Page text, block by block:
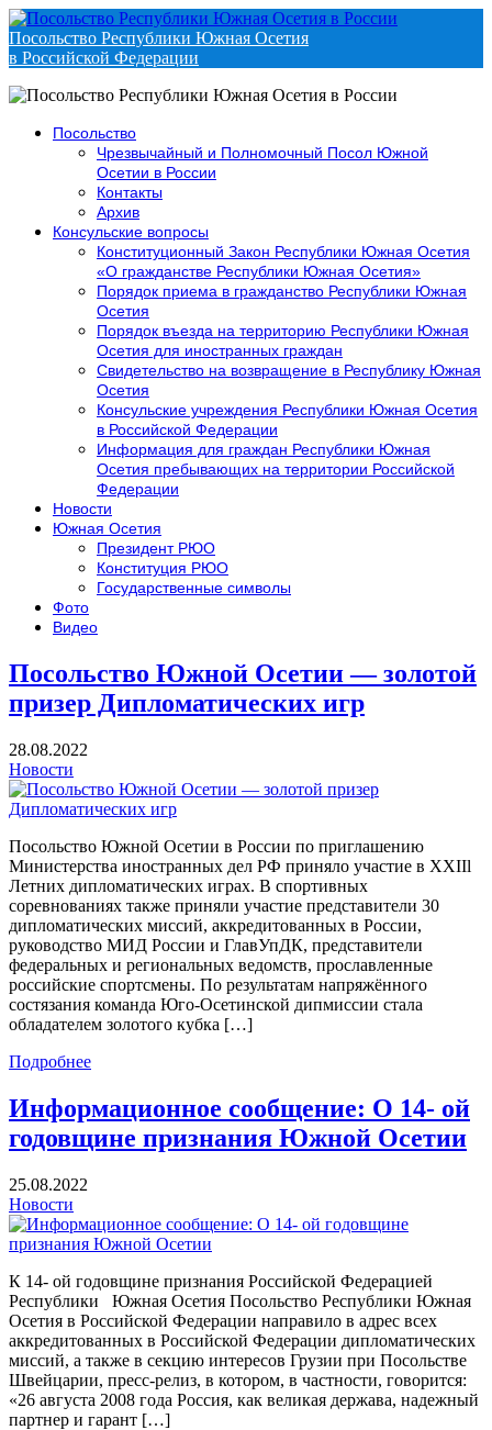
Посольство Республики Южная Осетия
в Российской Федерации
Посольство
Чрезвычайный и Полномочный Посол Южной
Осетии в России
Контакты
Архив
Консульские вопросы
Конституционный Закон Республики Южная Осетия
«О гражданстве Республики Южная Осетия»
Порядок приема в гражданство Республики Южная
Осетия
Порядок въезда на территорию Республики Южная
Осетия для иностранных граждан
Свидетельство на возвращение в Республику Южная
Осетия
Консульские учреждения Республики Южная Осетия
в Российской Федерации
Информация для граждан Республики Южная
Осетия пребывающих на территории Российской
Федерации
Новости
Южная Осетия
Президент РЮО
Конституция РЮО
Государственные символы
Фото
Видео
Посольство Южной Осетии — золотой
призер Дипломатических игр
28.08.2022
Новости
Посольство Южной Осетии в России по приглашению
Министерства иностранных дел РФ приняло участие в XXIIl
Летних дипломатических играх. В спортивных
соревнованиях также приняли участие представители 30
дипломатических миссий, аккредитованных в России,
руководство МИД России и ГлавУпДК, представители
федеральных и региональных ведомств, прославленные
российские спортсмены. По результатам напряжённого
состязания команда Юго-Осетинской дипмиссии стала
обладателем золотого кубка […]
Подробнее
Информационное сообщение: О 14- ой
годовщине признания Южной Осетии
25.08.2022
Новости
К 14- ой годовщине признания Российской Федерацией
Республики Южная Осетия Посольство Республики Южная
Осетия в Российской Федерации направило в адрес всех
аккредитованных в Российской Федерации дипломатических
миссий, а также в секцию интересов Грузии при Посольстве
Швейцарии, пресс-релиз, в котором, в частности, говорится:
«26 августа 2008 года Россия, как великая держава, надежный
партнер и гарант […]